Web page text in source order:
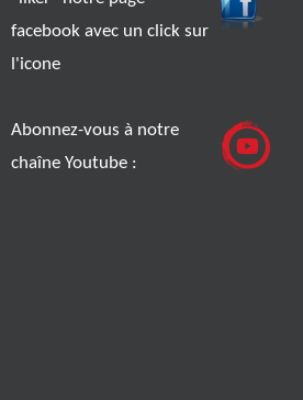
facebook avec un click sur
l'icone
Abonnez-vous à notre
chaîne Youtube :